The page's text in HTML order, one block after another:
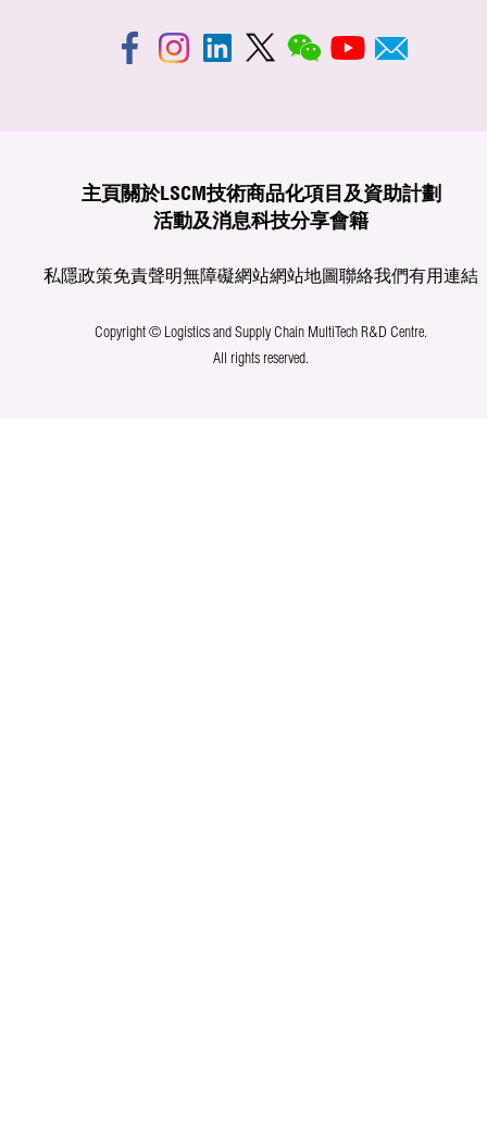
主頁 關於LSCM技術商品化項目及資助計劃
活動及消息科技分享會籍
私隱政策免責聲明無障礙網站網站地圖聯絡我們有用連結
Copyright © Logistics and Supply Chain MultiTech R&D Centre.
All rights reserved.